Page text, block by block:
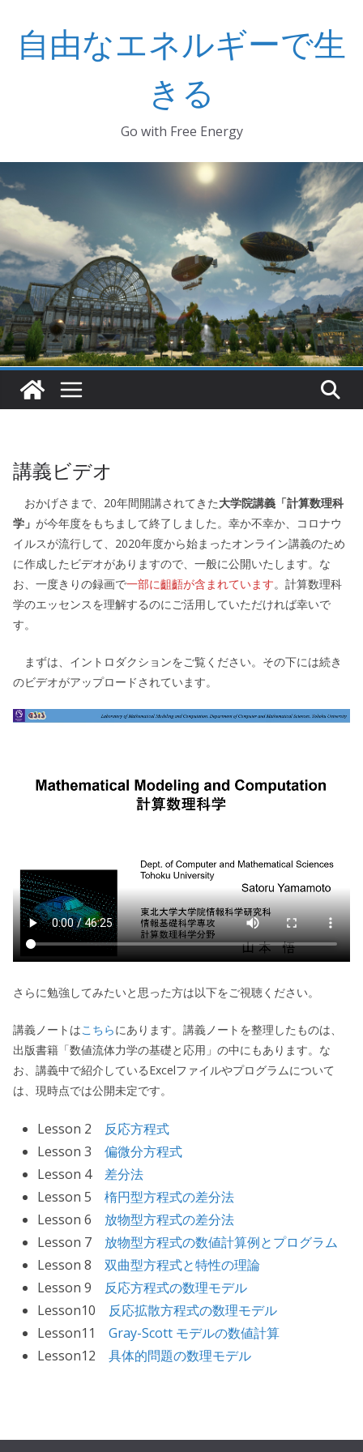
ッ
自由なエネルギーで生
きる
Go with Free Energy
講義ビデオ
おかげさまで、20年間開講されてきた大学院講義「計算数理科
学」 が今年度をもちまして終了しました。幸か不幸か、コロナウ
イルスが流行して、2020年度から始まったオンライン講義のため
に作成したビデオがありますので、一般に公開いたします。な
お、一度きりの録画で一部に齟齬が含まれています。計算数理科
学のエッセンスを理解するのにご活用していただければ幸いで
す。
まずは、イントロダクションをご覧ください。その下には続き
のビデオがアップロードされています。
さらに勉強してみたいと思った方は以下をご視聴ください。
講義ノートはこちらにあります。講義ノートを整理したものは、
出版書籍「数値流体力学の基礎と応用」の中にもあります。な
お、講義中で紹介しているExcelファイルやプログラムについて
は、現時点では公開未定です。
Lesson 2 反応方程式
Lesson 3 偏微分方程式
Lesson 4 差分法
Lesson 5 楕円型方程式の差分法
Lesson 6 放物型方程式の差分法
Lesson 7 放物型方程式の数値計算例とプログラム
Lesson 8 双曲型方程式と特性の理論
Lesson 9 反応方程式の数理モデル
Lesson10 反応拡散方程式の数理モデル
Lesson11 Gray-Scott モデルの数値計算
Lesson12 具体的問題の数理モデル